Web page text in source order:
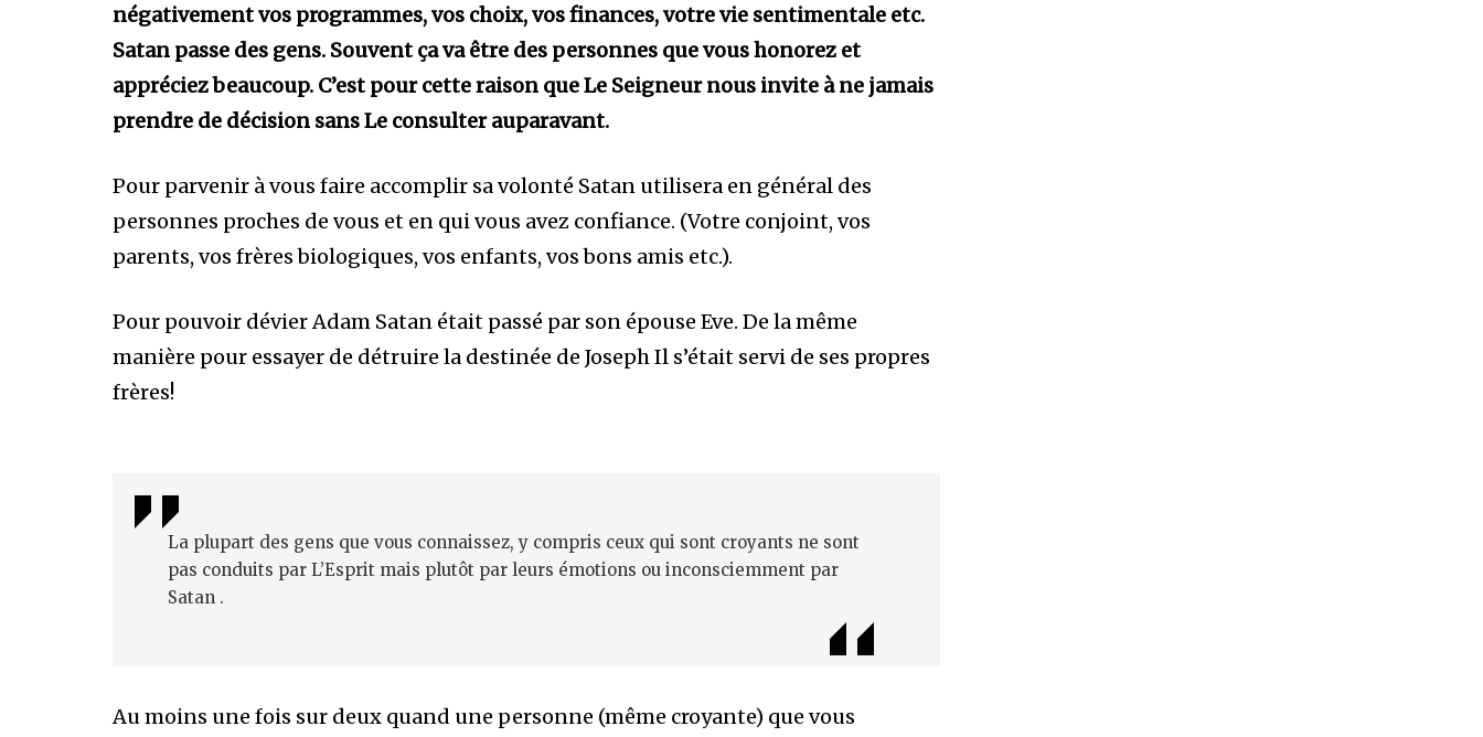
négativement vos programmes, vos choix, vos finances, votre vie sentimentale etc.
Satan passe des gens. Souvent ça va être des personnes que vous honorez et
appréciez beaucoup. C’est pour cette raison que Le Seigneur nous invite à ne jamais
prendre de décision sans Le consulter auparavant.
Pour parvenir à vous faire accomplir sa volonté Satan utilisera en général des
personnes proches de vous et en qui vous avez confiance. (Votre conjoint, vos
parents, vos frères biologiques, vos enfants, vos bons amis etc.).
Pour pouvoir dévier Adam Satan était passé par son épouse Eve. De la même
manière pour essayer de détruire la destinée de Joseph Il s’était servi de ses propres
frères!
La plupart des gens que vous connaissez, y compris ceux qui sont croyants ne sont
pas conduits par L’Esprit mais plutôt par leurs émotions ou inconsciemment par
Satan .
Au moins une fois sur deux quand une personne (même croyante) que vous